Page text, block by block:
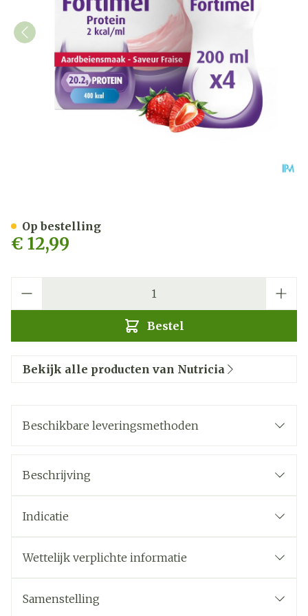
€ 12,99
Bestel
Op bestelling
Bekijk alle producten van Nutricia
Beschikbare leveringsmethoden
Beschrijving
Indicatie
Wettelijk verplichte informatie
Samenstelling